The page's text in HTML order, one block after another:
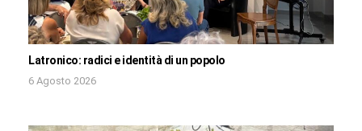
Latronico: radici e identità di un popolo
6 Agosto 2026